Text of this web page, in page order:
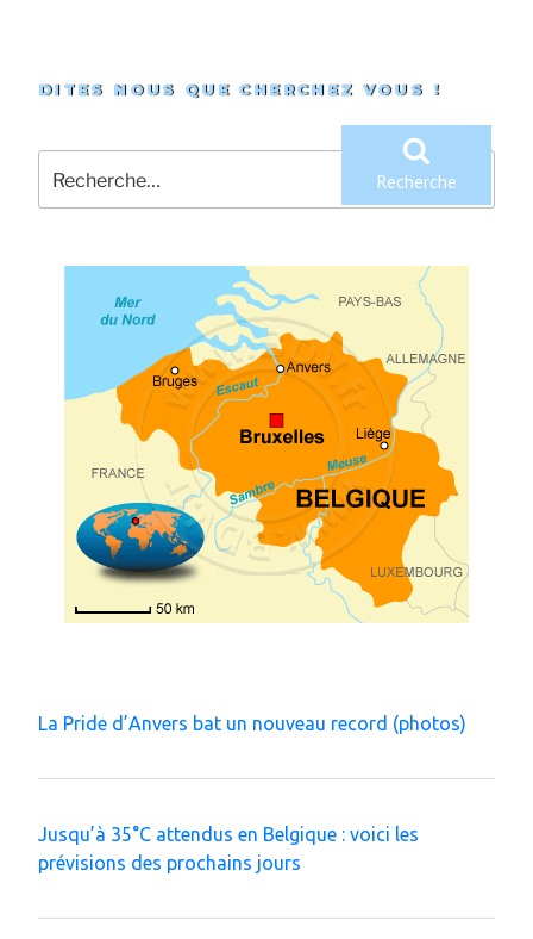
DITES NOUS QUE CHERCHEZ VOUS !
Recherche
pour
:
Recherche
La Pride d’Anvers bat un nouveau record (photos)
Jusqu’à 35°C attendus en Belgique : voici les
prévisions des prochains jours